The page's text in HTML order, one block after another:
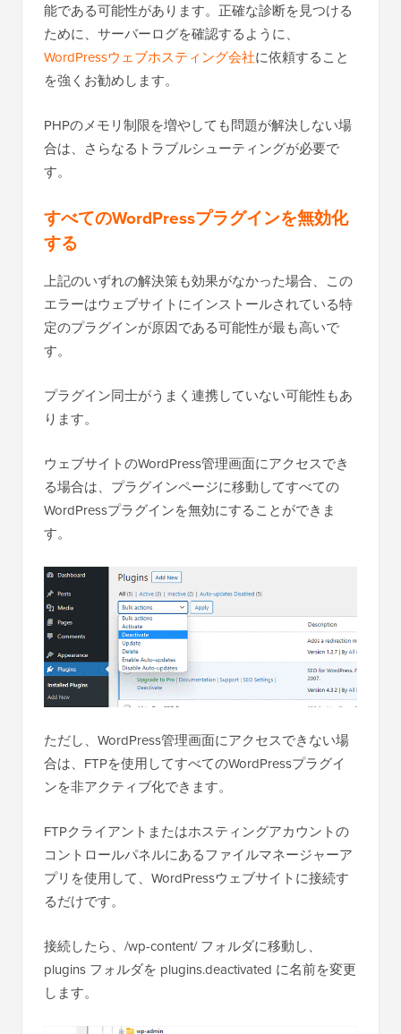
能である可能性があります。正確な診断を見つける
ために、サーバーログを確認するように、
WordPressウェブホスティング会社に依頼すること
を強くお勧めします。
PHPのメモリ制限を増やしても問題が解決しない場
合は、さらなるトラブルシューティングが必要で
す。
すべてのWordPressプラグインを無効化
する
上記のいずれの解決策も効果がなかった場合、この
エラーはウェブサイトにインストールされている特
定のプラグインが原因である可能性が最も高いで
す。
プラグイン同士がうまく連携していない可能性もあ
ります。
ウェブサイトのWordPress管理画面にアクセスでき
る場合は、プラグインページに移動してすべての
WordPressプラグインを無効にすることができま
す。
ただし、WordPress管理画面にアクセスできない場
合は、FTPを使用してすべてのWordPressプラグイ
ンを非アクティブ化できます。
FTPクライアントまたはホスティングアカウントの
コントロールパネルにあるファイルマネージャーア
プリを使用して、WordPressウェブサイトに接続す
るだけです。
接続したら、/wp-content/ フォルダに移動し、
plugins フォルダを plugins.deactivated に名前を変更
します。